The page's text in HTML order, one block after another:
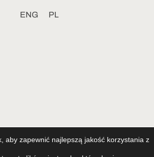
aby zapewnić najlepszą jakość korzystania z
ENG PL